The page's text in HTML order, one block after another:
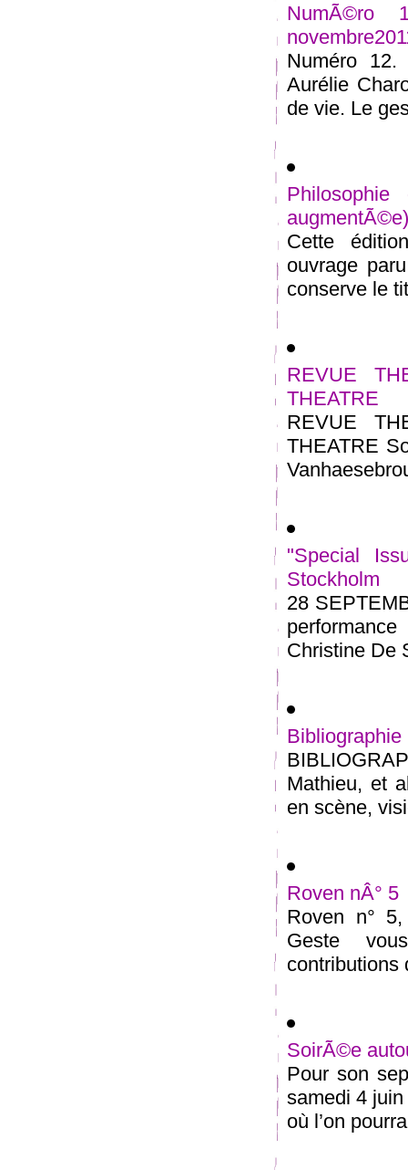
NumÃ©ro
Numéro 12.
Aurélie
de vie. Le
augmentÃ©e)
Cette
ouvrage
conserve le
REVUE
THEATRE
REVUE
THEATRE
"Special
Stockholm
28
Christine De
Mathieu, et
en scène,
Roven nÂ° 5
Roven n°
Geste
contributions
SoirÃ©e
Pour son
samedi 4
où l’on